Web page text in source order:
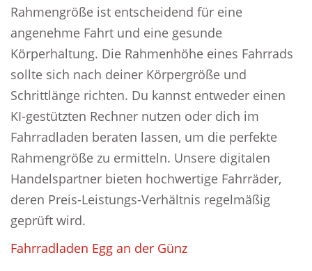
Rahmengröße ist entscheidend für eine
angenehme Fahrt und eine gesunde
Körperhaltung. Die Rahmenhöhe eines Fahrrads
sollte sich nach deiner Körpergröße und
Schrittlänge richten. Du kannst entweder einen
KI-gestützten Rechner nutzen oder dich im
Fahrradladen beraten lassen, um die perfekte
Rahmengröße zu ermitteln. Unsere digitalen
Handelspartner bieten hochwertige Fahrräder,
deren Preis-Leistungs-Verhältnis regelmäßig
geprüft wird.
Fahrradladen Egg an der Günz